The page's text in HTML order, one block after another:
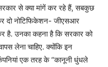
से क्या मांगें कर रहे हैं, सबकुछ
दो नोटिफिकेशन- जीएसआर
उनका कहना है कि सरकार को
लेना चाहिए. क्योंकि इन
एक तरह के “कानूनी धुंधले